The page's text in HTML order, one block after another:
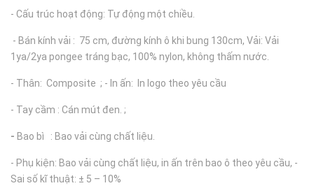
- Cấu trúc hoạt động: Tự động một chiều.
- Bán kính vải : 75 cm, đường kính ô khi bung 130cm, Vải: Vải
1ya/2ya pongee tráng bạc, 100% nylon, không thấm nước.
- Thân: Composite ; - In ấn: In logo theo yêu cầu
- Tay cầm : Cán mút đen. ;
- Bao bì : Bao vải cùng chất liệu.
- Phụ kiện: Bao vải cùng chất liệu, in ấn trên bao ô theo yêu cầu, -
Sai số kĩ thuật: ± 5 – 10%